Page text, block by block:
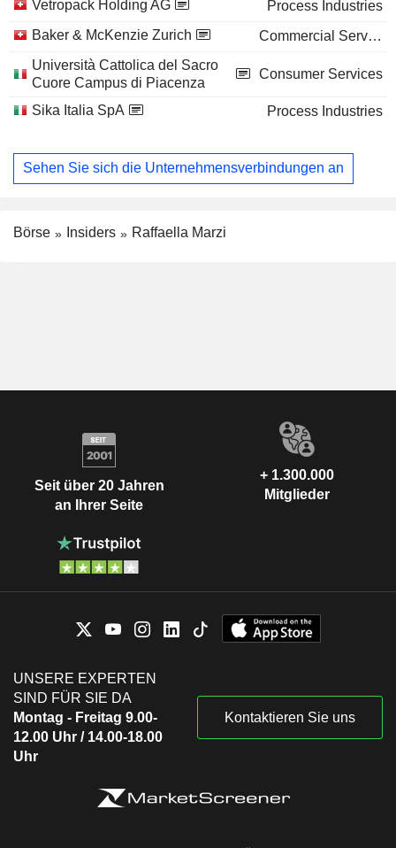
Vetropack Holding AG
Process Industries
Baker & McKenzie Zurich
Commercial Services
Università Cattolica del Sacro
Cuore Campus di Piacenza
Consumer Services
Sika Italia SpA Process Industries
Sehen Sie sich die Unternehmensverbindungen an
Börse Insiders Raffaella Marzi
Seit über 20 Jahren
an Ihrer Seite
+ 1.300.000
Mitglieder
UNSERE EXPERTEN
SIND FÜR SIE DA
Montag - Freitag 9.00-
12.00 Uhr / 14.00-18.00
Uhr
Kontaktieren Sie uns